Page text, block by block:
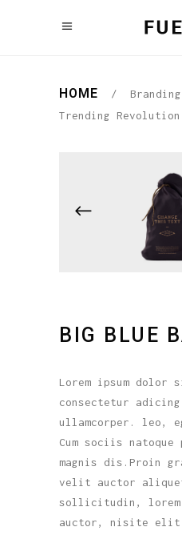
HOME / Branding
Trending Revolution
BIG BLUE
Lorem ipsum dolor
consectetur
ullamcorper. leo,
Cum sociis
magnis dis.Proin
velit auctor
sollicitudin, lorem
auctor, nisite elit